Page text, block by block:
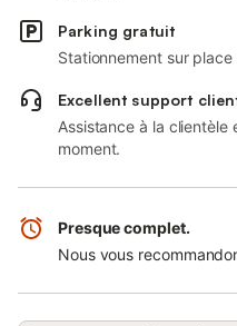
Parking gratuit
Stationnement sur
Excellent support
Assistance à la
moment.
Presque complet.
Nous vous